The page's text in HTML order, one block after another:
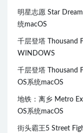
明星志愿 Star
统macOS
千层登塔 Thousand
WINDOWS
千层登塔 Thousand
OS系统macOS
地铁：离乡 Metro
OS系统macOS
街头霸王5 Street